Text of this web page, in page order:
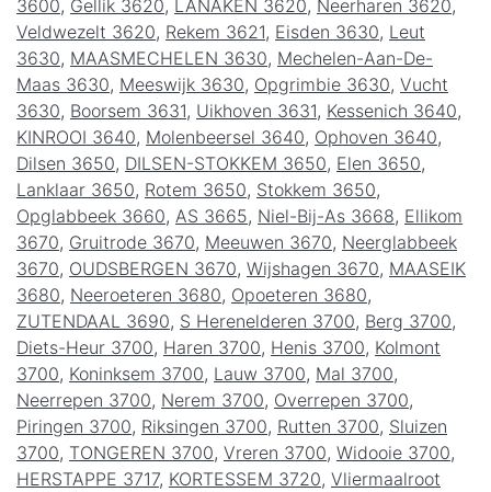
3600, Gellik 3620, LANAKEN 3620, Neerharen 3620,
Veldwezelt 3620, Rekem 3621, Eisden 3630, Leut
3630, MAASMECHELEN 3630, Mechelen-Aan-De-
Maas 3630, Meeswijk 3630, Opgrimbie 3630, Vucht
3630, Boorsem 3631, Uikhoven 3631, Kessenich 3640,
KINROOI 3640, Molenbeersel 3640, Ophoven 3640,
Dilsen 3650, DILSEN-STOKKEM 3650, Elen 3650,
Lanklaar 3650, Rotem 3650, Stokkem 3650,
Opglabbeek 3660, AS 3665, Niel-Bij-As 3668, Ellikom
3670, Gruitrode 3670, Meeuwen 3670, Neerglabbeek
3670, OUDSBERGEN 3670, Wijshagen 3670, MAASEIK
3680, Neeroeteren 3680, Opoeteren 3680,
ZUTENDAAL 3690, S Herenelderen 3700, Berg 3700,
Diets-Heur 3700, Haren 3700, Henis 3700, Kolmont
3700, Koninksem 3700, Lauw 3700, Mal 3700,
Neerrepen 3700, Nerem 3700, Overrepen 3700,
Piringen 3700, Riksingen 3700, Rutten 3700, Sluizen
3700, TONGEREN 3700, Vreren 3700, Widooie 3700,
HERSTAPPE 3717, KORTESSEM 3720, Vliermaalroot